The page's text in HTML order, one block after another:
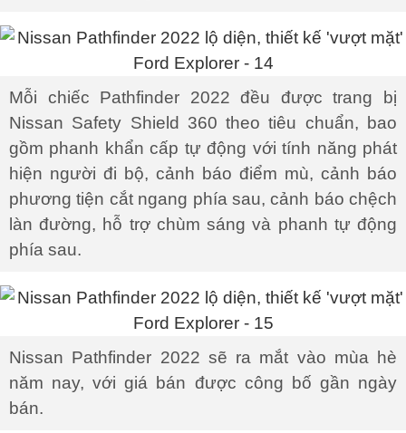
Mỗi chiếc Pathfinder 2022 đều được trang bị
Nissan Safety Shield 360 theo tiêu chuẩn, bao
gồm phanh khẩn cấp tự động với tính năng phát
hiện người đi bộ, cảnh báo điểm mù, cảnh báo
phương tiện cắt ngang phía sau, cảnh báo chệch
làn đường, hỗ trợ chùm sáng và phanh tự động
phía sau.
Nissan Pathfinder 2022 sẽ ra mắt vào mùa hè
năm nay, với giá bán được công bố gần ngày
bán.